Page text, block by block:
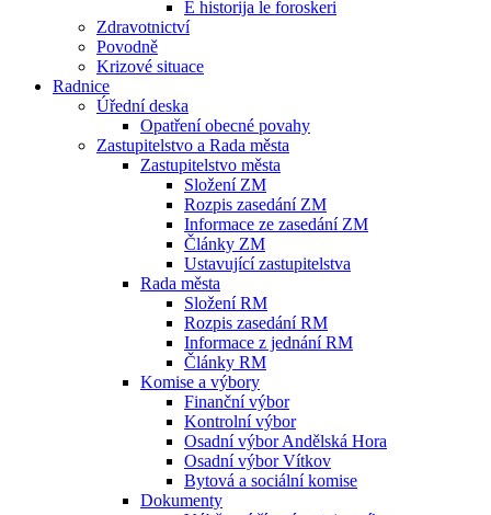
E historija le foroskeri
Zdravotnictví
Povodně
Krizové situace
Radnice
Úřední deska
Opatření obecné povahy
Zastupitelstvo a Rada města
Zastupitelstvo města
Složení ZM
Rozpis zasedání ZM
Informace ze zasedání ZM
Články ZM
Ustavující zastupitelstva
Rada města
Složení RM
Rozpis zasedání RM
Informace z jednání RM
Články RM
Komise a výbory
Finanční výbor
Kontrolní výbor
Osadní výbor Andělská Hora
Osadní výbor Vítkov
Bytová a sociální komise
Dokumenty